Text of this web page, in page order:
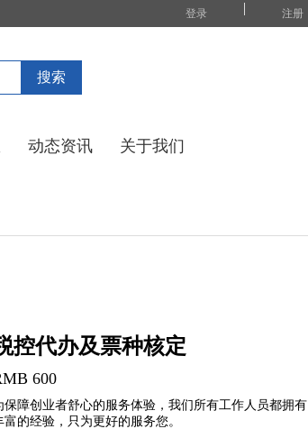
登录 | 注册
搜索
动态资讯 关于我们
控代办及票种核定
600
保障创业者舒心的服务体验，我们所有工作人员都拥有
富的经验，只为更好的服务您。